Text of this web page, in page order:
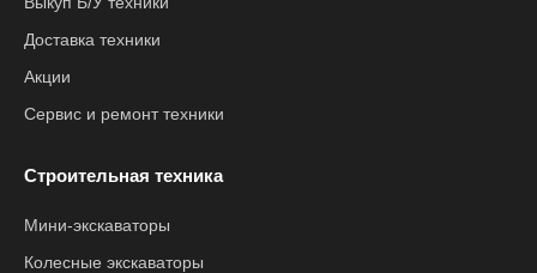
Доставка техники
Акции
Сервис и ремонт техники
Строительная техника
Мини-экскаваторы
Колесные экскаваторы